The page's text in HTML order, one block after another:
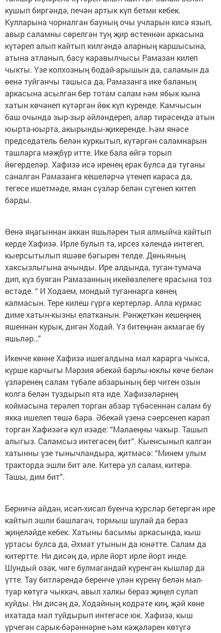
кушып биргәндә, печән артык күп бетми кебек.
Кулларына чорналган бауның очы учларын кисә язып,
авыр саламны сөрелгән туң җир өстеннән аркасына
күтәреп алып кайтып килгәндә аларның каршысына,
атына атланып, басу каравылчысы Рамазан килеп
чыкты. Үзе колхозның бодай-арышын да, саламын да
өенә туйганчы ташыса да, Рамазанга ике баланың
аркасына асылган бер тотам салам һәм ябык кына
хатын көчәнеп күтәргән йөк күп күренде. Камчысын
баш очында зыр-зыр әйләндереп, алар тирәсендә атын
юырта-юырта, акырынды-җикеренде. Һәм янәсе
председатель белән куркытып, күтәргән саламнарын
ташларга мәҗбүр итте. Ике бала өйгә торып
йөгерделәр. Хафизә исә иренең ерак булса да туганы
саналган Рамазанга кешеләрчә үтенеп караса да,
тегесе ишетмәде, яман сүзләр белән сүгенеп китеп
барды.
Өенә яңагыннан аккан яшьләрен тыя алмыйча кайтып
керде Хафизә. Ирле булып та, ирсез хәлендә интегеп,
кыерсытылып яшәве бәгырен телде. Дөньяның
хаксызлыгына ачынды. Ире алдында, туган-тумача
дип, күз буяган Рамазанның икейөзлелеге ярасына тоз
өстәде. “ И Ходаем, мондый туганнарга көнең
калмасын. Тере килеш гүргә кертерләр. Алла күрмәс
диме хатын-кызны елатканын. Рәнҗеткән кешеңнең
яшеннән курык, дигән Ходай. Үз битеңнән акмагае бу
яшьләр…”
Икенче көнне Хафизә ишегалдына мал карарга чыкса,
күрше карчыгы Мәрзия әбекәй барлы-юклы көче белән
үзләренең салам түбәле абзарының бер читен озын
колга белән туздырып ята иде. Хафизәләрнең
коймасына терәлеп торган абзар түбәсеннән салам бу
якка ишелеп төшә бара. Әбекәй үзенә сәерсенеп карап
торган Хафизәгә кул изәде: “Малаеңны чакыр. Ташып
алыгыз. Саламсыз интегәсең бит”. Кыенсынып калган
хатынны үзе тынычландыра, җитмәсә: “Минем улым
тракторда эшли бит әле. Китерә ул салам, китерә.
Ташы, дим бит”.
Берничә айдан, исәп-хисап буенча курслар бетергән ире
кайтып эшли башлагач, тормыш шулай да бераз
җиңеләйде кебек. Хатыны басымы аркасында, кыш
уртасы булса да, Әхмәт утынын да юнәтте. Салам да
китертте. Ни дисәң дә, ирле йорт ирле йорт инде.
Шундый озак, чиге булмагандай күренгән кышлар да
үтте. Тау битләрендә беренче үлән күренү белән мал-
туар көтүгә чыккач, авыл халкы бераз җиңел сулап
куйды. Ни дисәң дә, Ходайның кодрәте киң, җәй көне
ихатада мал туйдырып интегәсе юк. Хафизә, кыш
үрчегән сарык-бәрәннәрне һәм кәҗәләрен көтүгә